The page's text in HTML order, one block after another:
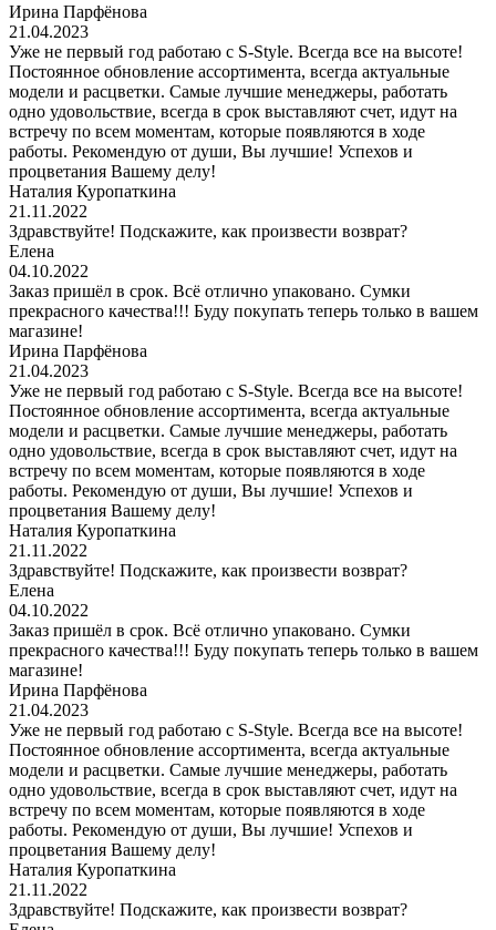
Ирина Парфёнова
21.04.2023
Уже не первый год работаю с S-Style. Всегда все на высоте!
Постоянное обновление ассортимента, всегда актуальные
модели и расцветки. Самые лучшие менеджеры, работать
одно удовольствие, всегда в срок выставляют счет, идут на
встречу по всем моментам, которые появляются в ходе
работы. Рекомендую от души, Вы лучшие! Успехов и
процветания Вашему делу!
Наталия Куропаткина
21.11.2022
Здравствуйте! Подскажите, как произвести возврат?
Елена
04.10.2022
Заказ пришёл в срок. Всё отлично упаковано. Сумки
прекрасного качества!!! Буду покупать теперь только в вашем
магазине!
Ирина Парфёнова
21.04.2023
Уже не первый год работаю с S-Style. Всегда все на высоте!
Постоянное обновление ассортимента, всегда актуальные
модели и расцветки. Самые лучшие менеджеры, работать
одно удовольствие, всегда в срок выставляют счет, идут на
встречу по всем моментам, которые появляются в ходе
работы. Рекомендую от души, Вы лучшие! Успехов и
процветания Вашему делу!
Наталия Куропаткина
21.11.2022
Здравствуйте! Подскажите, как произвести возврат?
Елена
04.10.2022
Заказ пришёл в срок. Всё отлично упаковано. Сумки
прекрасного качества!!! Буду покупать теперь только в вашем
магазине!
Ирина Парфёнова
21.04.2023
Уже не первый год работаю с S-Style. Всегда все на высоте!
Постоянное обновление ассортимента, всегда актуальные
модели и расцветки. Самые лучшие менеджеры, работать
одно удовольствие, всегда в срок выставляют счет, идут на
встречу по всем моментам, которые появляются в ходе
работы. Рекомендую от души, Вы лучшие! Успехов и
процветания Вашему делу!
Наталия Куропаткина
21.11.2022
Здравствуйте! Подскажите, как произвести возврат?